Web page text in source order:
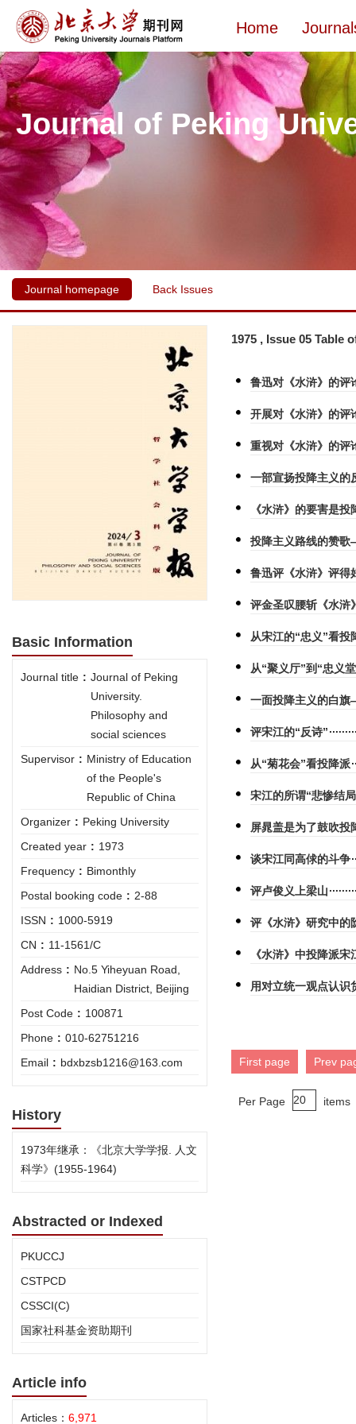
Home
Journal of Peking
Journal homepage Back Issues
Basic Information
Journal title : Journal of Peking
University.
Philosophy and
social sciences
Supervisor : Ministry of Education
of the People's
Republic of China
Organizer : Peking University
Created year : 1973
Frequency : Bimonthly
Postal booking code : 2-88
ISSN : 1000-5919
CN : 11-1561/C
Address : No.5 Yiheyuan Road,
Haidian District, Beijing
Post Code : 100871
Phone : 010-62751216
Email : bdxbzsb1216@163.com
History
1973年继承：《北京大学学报. 人文
科学》(1955-1964)
Abstracted or Indexed
PKUCCJ
CSTPCD
CSSCI(C)
国家社科基金资助期刊
Article info
Articles： 6,971
1975 , Issue 05 Table
鲁迅对《水浒》的评
开展对《水浒》的评
重视对《水浒》的评
一部宣扬投降主义
《水浒》的要害是投
投降主义路线的赞
鲁迅评《水浒》评
评金圣叹腰斩《水浒
从宋江的“忠义”看投
从“聚义厅”到“忠义
一面投降主义的白
评宋江的“反诗”
从“菊花会”看投降派
宋江的所谓“悲惨结
屏晁盖是为了鼓吹投
谈宋江同高俅的斗争
评卢俊义上梁山
评《水浒》研究中的
《水浒》中投降派宋
用对立统一观点认识
First page Prev
Per Page items